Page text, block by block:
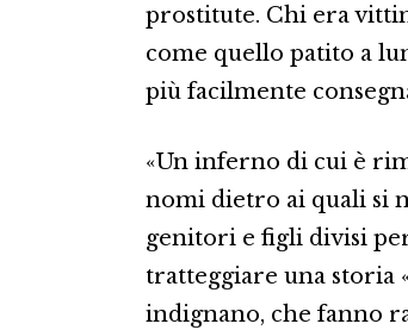
prostitute. Chi era
come quello patito a
più facilmente
«Un inferno di cui è
nomi dietro ai quali si
genitori e figli divisi
tratteggiare una storia
indignano, che fanno